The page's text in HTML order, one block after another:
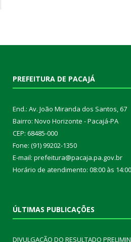
PREFEITURA DE PACAJÁ
End.: Av. João Miranda dos Santos, 67
Bairro: Novo Horizonte - Pacajá-PA
CEP: 68485-000
Fone: (91) 99202-1350
E-mail: prefeitura@pacaja.pa.gov.br
Horário de atendimento: 08:00 às 14:00
ÚLTIMAS PUBLICAÇÕES
DIVULGAÇÃO DO RESULTADO